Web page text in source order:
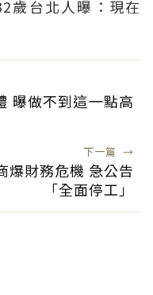
歲台北人曝：現在
曝做不到這一點高
下一篇 →
爆財務危機 急公告
「全面停工」